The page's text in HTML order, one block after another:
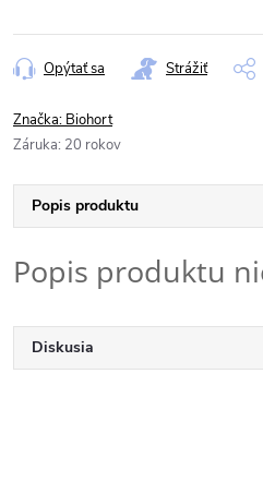
Opýtať sa Strážiť
Značka: Biohort
Záruka: 20 rokov
Popis produktu
Popis produktu
Diskusia